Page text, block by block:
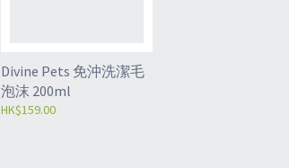
Divine Pets 免沖洗潔毛
泡沫 200ml
HK$159.00